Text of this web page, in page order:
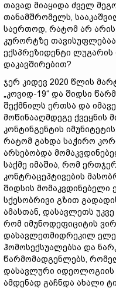
თავად მიაყიდა ძველ
თანამშრომელს,
საერთოდ, რატომ არ არის
კურორტზე
ექსპრეზიდენტი
დაკავშირებით?
ჯერ კიდევ 2020 წლის
„კოვიდ-19“ და შიდსი
შექმნილს ერთსა და
მოწინააღმდეგე ქვეყნის
კონტინგენტის
რატომ გახდა საჭირო
არსებობდა
საქმე იმაშია, რომ
კონტრაცეპტივების
შიდსის
სქესობრივი გზით
ამასთან, დასავლეთს
რომ იმუნოდეფიციტის
დასავლეთმიდრეკილ
ჰომოსექსუალებსა და
წარმომადგენლებს,
დასავლური იდეოლოგიის
ამდენად გაჩნდა ახალი